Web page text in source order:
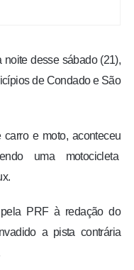
noite desse sábado (21),
de Condado e São
e moto, aconteceu
uma motocicleta
pela PRF à redação do
a pista contrária